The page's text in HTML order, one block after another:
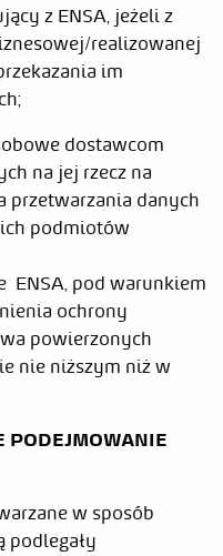
z ENSA, jeżeli z
realizowanej
im
dostawcom
na jej rzecz na
przetwarzania danych
podmiotów
ENSA, pod warunkiem
ochrony
powierzonych
nie niższym niż w
PODEJMOWANIE
w sposób
podlegały